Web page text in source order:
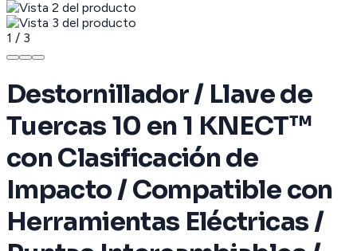
1 / 3
Destornillador / Llave de
Tuercas 10 en 1 KNECT™
con Clasificación de
Impacto / Compatible con
Herramientas Eléctricas /